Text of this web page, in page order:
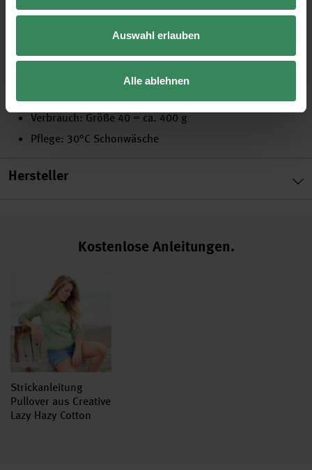
Auswahl erlauben
Alle ablehnen
Zusammensetzung: 49% Baumwolle, 46% Polyacryl, 5%
Lauflänge: 145 m / 50 g
Maschenprobe: 21 Maschen und 28 Reihen = 10 x 10 cm
Verbrauch: Größe 40 = ca. 400 g
Pflege: 30°C Schonwäsche
Hersteller
Kostenlose Anleitungen.
Strickanleitung
Pullover aus Creative
Lazy Hazy Cotton